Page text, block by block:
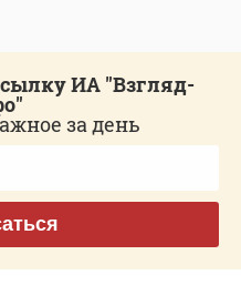
ИА "Взгляд-
за день